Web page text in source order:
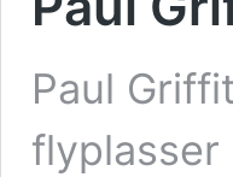
Paul
flyplasser